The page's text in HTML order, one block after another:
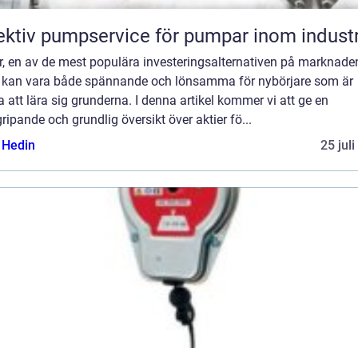
pumpservice för pumpar inom
en av de mest populära investeringsalternativen på
vara både spännande och lönsamma för nybörjare som är
att lära sig grunderna. I denna artikel kommer vi att ge en
och grundlig översikt över aktier fö...
25 juli